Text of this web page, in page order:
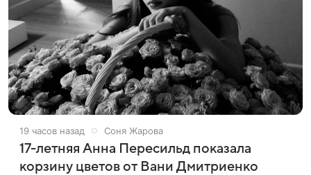
19 часов назад Соня Жарова
17-летняя Анна Пересильд показала
корзину цветов от Вани Дмитриенко